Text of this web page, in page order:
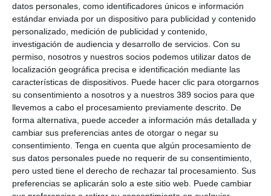
datos personales, como identificadores únicos e información
estándar enviada por un dispositivo para publicidad y contenido
personalizado, medición de publicidad y contenido,
investigación de audiencia y desarrollo de servicios. Con su
permiso, nosotros y nuestros socios podemos utilizar datos de
localización geográfica precisa e identificación mediante las
características de dispositivos. Puede hacer clic para otorgarnos
su consentimiento a nosotros y a nuestros 389 socios para que
llevemos a cabo el procesamiento previamente descrito. De
forma alternativa, puede acceder a información más detallada y
cambiar sus preferencias antes de otorgar o negar su
consentimiento. Tenga en cuenta que algún procesamiento de
sus datos personales puede no requerir de su consentimiento,
pero usted tiene el derecho de rechazar tal procesamiento. Sus
preferencias se aplicarán solo a este sitio web. Puede cambiar
Fondos de Pensiones(DGSFP).
Se han explicado los principales aspectos normativos
relacionados con los métodos alternativos de solución de
conflictos, el régimen jurídico y los procedimientos aplicables
tanto al SAC como al Defensor del Cliente, así como el
funcionamiento del Servicio de Reclamaciones de la DGSFP.
Se ha complementado la formación con ejemplos reales de
redacción asistida mediante herramientas de Inteligencia
Artificial, uno de los elementos más valorados por los
asistentes por su utilidad inmediata en el ejercicio profesional.
La jornada ha vuelto a contar con la participación del
catedrático de Derecho Mercantil de la Universitat de València,
Juan Bataller Grau. También contó con la participación de
Raúl Alberola, responsable de Formación de ACS CV, quien ha
señalado que "las reclamaciones son una herramienta esencial